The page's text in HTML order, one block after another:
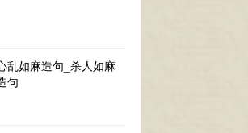
乱如麻造句_杀人如麻
句